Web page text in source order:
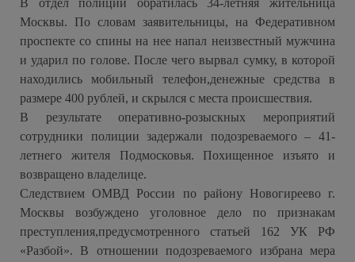
В отдел полиции обратилась 34-летняя жительница
Москвы. По словам заявительницы, на Федеративном
проспекте со спины на нее напал неизвестный мужчина
и ударил по голове. После чего вырвал сумку, в которой
находились мобильный телефон,денежные средства в
размере 400 рублей, и скрылся с места происшествия.
В результате оперативно-розыскных мероприятий
сотрудники полиции задержали подозреваемого – 41-
летнего жителя Подмосковья. Похищенное изъято и
возвращено владелице.
Следствием ОМВД России по району Новогиреево г.
Москвы возбуждено уголовное дело по признакам
преступления,предусмотренного статьей 162 УК РФ
«Разбой». В отношении подозреваемого избрана мера